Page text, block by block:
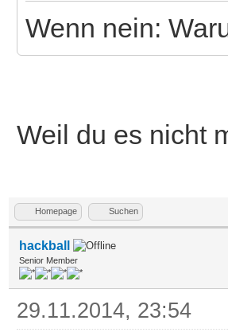
Wenn nein:
Weil du es nicht
Homepage Suchen
hackball
Senior Member
29.11.2014, 23:54